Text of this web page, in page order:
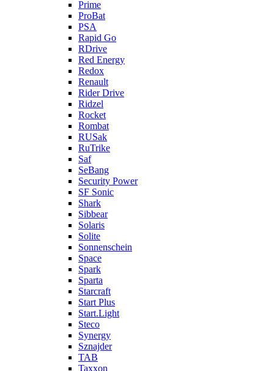
Prime
ProBat
PSA
Rapid Go
RDrive
Red Energy
Redox
Renault
Rider Drive
Ridzel
Rocket
Rombat
RUSak
RuTrike
Saf
SeBang
Security Power
SF Sonic
Shark
Sibbear
Solaris
Solite
Sonnenschein
Space
Spark
Sparta
Starcraft
Start Plus
Start.Light
Steco
Synergy
Sznajder
TAB
Taxxon